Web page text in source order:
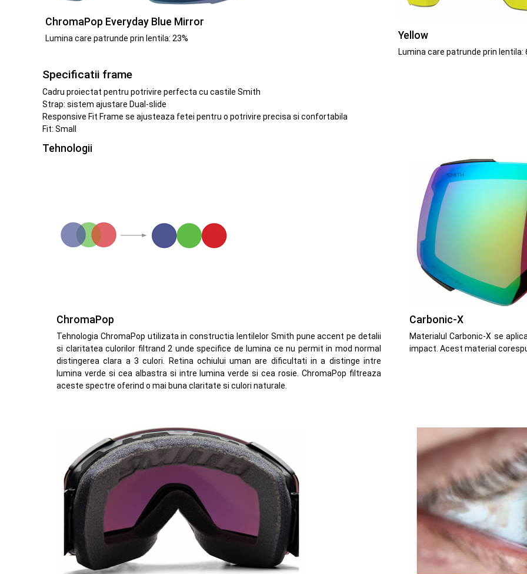
ChromaPop Everyday Blue Mirror
Lumina care patrunde prin lentila: 23% Yellow
Lumina care patrunde prin lentila:
Specificatii frame
Cadru proiectat pentru potrivire perfecta cu castile Smith
Strap: sistem ajustare Dual-slide
Responsive Fit Frame se ajusteaza fetei pentru o potrivire precisa si confortabila
Fit: Small
Tehnologii
ChromaPop
Tehnologia ChromaPop utilizata in constructia lentilelor Smith pune accent pe detalii
si claritatea culorilor filtrand 2 unde specifice de lumina ce nu permit in mod normal
distingerea clara a 3 culori. Retina ochiului uman are dificultati in a distinge intre
lumina verde si cea albastra si intre lumina verde si cea rosie. ChromaPop filtreaza
aceste spectre oferind o mai buna claritate si culori naturale.
Carbonic-X
Materialul Carbonic-X se
impact. Acest material